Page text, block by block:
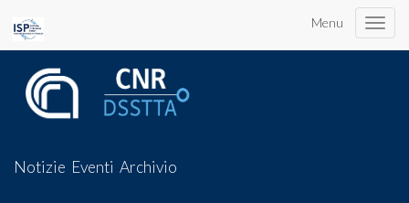
Menu
Toggle
Notizie Eventi Archivio